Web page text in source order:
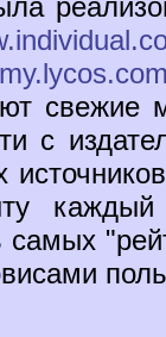
свежие
с
каждый